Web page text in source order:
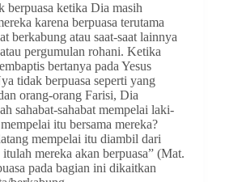
berpuasa ketika Dia masih
karena berpuasa terutama
berkabung atau saat-saat lainnya
pergumulan rohani. Ketika
bertanya pada Yesus
tidak berpuasa seperti yang
orang-orang Farisi, Dia
sahabat-sahabat mempelai laki-
itu bersama mereka?
mempelai itu diambil dari
mereka akan berpuasa” (Mat.
pada bagian ini dikaitkan